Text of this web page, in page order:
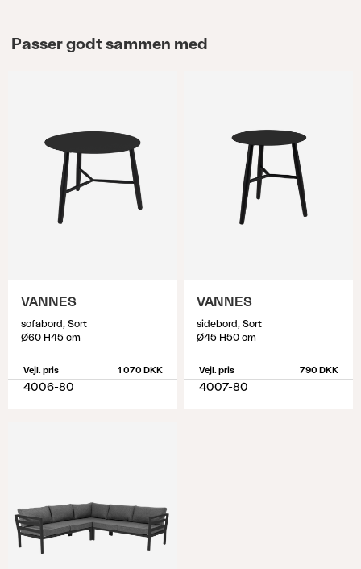
Passer godt sammen med
VANNES
sofabord, Sort
Ø60 H45 cm
Vejl. pris 1 070 DKK
4006-80
VANNES
sidebord, Sort
Ø45 H50 cm
Vejl. pris 790 DKK
4007-80